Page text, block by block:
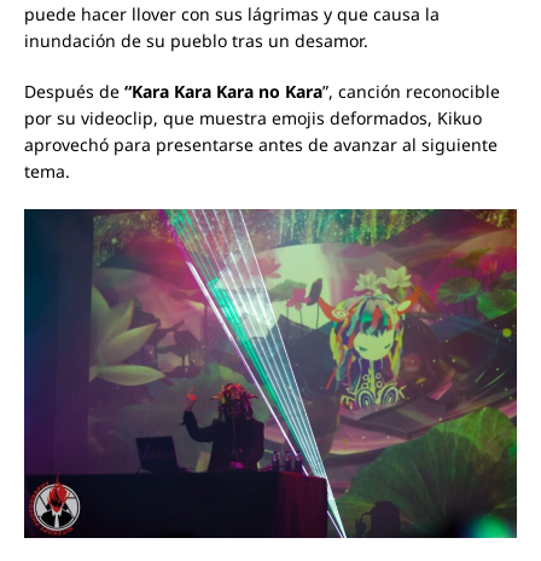
puede hacer llover con sus lágrimas y que causa la
inundación de su pueblo tras un desamor.
Después de “Kara Kara Kara no Kara”, canción reconocible
por su videoclip, que muestra emojis deformados, Kikuo
aprovechó para presentarse antes de avanzar al siguiente
tema.